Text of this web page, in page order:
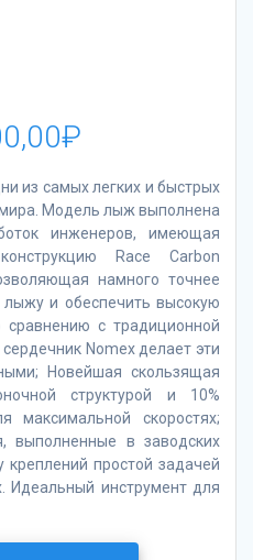
₽
из самых легких и быстрых
Модель лыж выполнена
инженеров, имеющая
Race Carbon
намного точнее
и обеспечить высокую
сравнению с традиционной
Nomex делает эти
Новейшая скользящая
структурой и 10%
максимальной скоростях;
выполненные в заводских
креплений простой задачей
Идеальный инструмент для